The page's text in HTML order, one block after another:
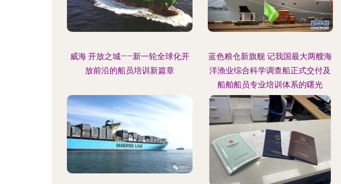
威海 开放之城——新一轮全球化开
放前沿的船员培训新篇章
蓝色粮仓新旗舰 记我国最大两艘海
洋渔业综合科学调查船正式交付及
船舶船员专业培训体系的曙光